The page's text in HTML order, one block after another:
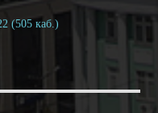
(505 каб.)